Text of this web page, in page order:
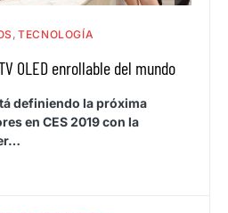
TECNOLOGÍA
OLED enrollable del mundo
definiendo la próxima
en CES 2019 con la